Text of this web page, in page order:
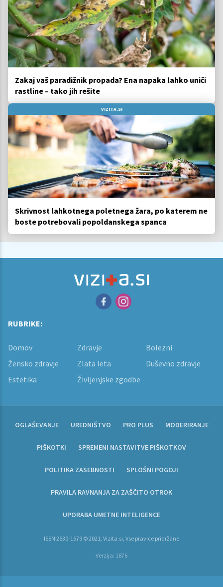
Zakaj vaš paradižnik propada? Ena napaka lahko uniči
rastline – tako jih rešite
VIZITA.SI
Skrivnost lahkotnega poletnega žara, po katerem ne
boste potrebovali popoldanskega spanca
RUBRIKE:
Domov Zdravje
Bolezni
Žensko zdravje
Zlata leta
Duševno zdravje
Estetika
Življenjske zgodbe
OGLAŠEVANJE UREDNIŠTVO PRO PLUS MODERIRANJE
PIŠKOTKI SPREMENI NASTAVITVE PIŠKOTKOV
POLITIKA ZASEBNOSTI SPLOŠNI POGOJI
PRAVILA RAVNANJA ZA ZAŠČITO OTROK
UPORABA UMETNE INTELIGENCE
ISSN 2630-1679 © 2021, Vizita.si, Vse pravice pridržane
Verzija: 1876